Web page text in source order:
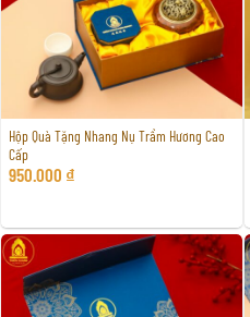
Hộp Quà Tặng Nhang Nụ Trầm Hương Cao
Cấp
950.000 ₫